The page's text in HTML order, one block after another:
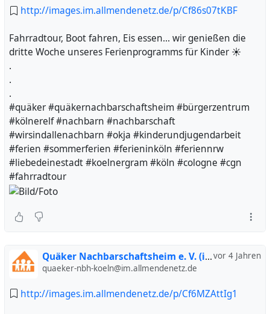
http://images.im.allmendenetz.de/p/Cf86s07tKBF
Fahrradtour, Boot fahren, Eis essen... wir genießen die
dritte Woche unseres Ferienprogramms für Kinder ☀️
.
.
.
#quäker #quäkernachbarschaftsheim #bürgerzentrum
#kölnerelf #nachbarn #nachbarschaft
#wirsindallenachbarn #okja #kinderundjugendarbeit
#ferien #sommerferien #ferieninköln #feriennrw
#liebedeinestadt #koelnergram #köln #cologne #cgn
#fahrradtour
vor 4 Jahren
Quäker Nachbarschaftsheim e. V. (inoffiziell)
quaeker-nbh-koeln@im.allmendenetz.de
http://images.im.allmendenetz.de/p/Cf6MZAttIg1